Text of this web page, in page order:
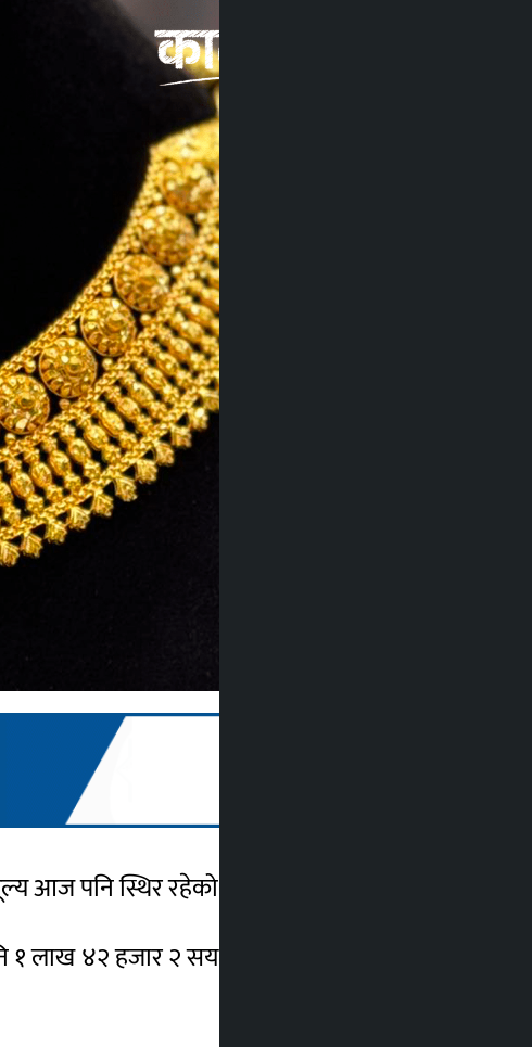
आज पनि स्थिर रहेको हो ।
लाख ४२ हजार २ सय रुपैयाँमा कारोबार भईरहेको